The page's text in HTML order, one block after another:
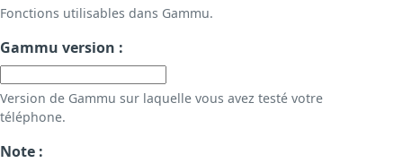
Fonctions utilisables dans Gammu.
Gammu version :
Version de Gammu sur laquelle vous avez testé votre
téléphone.
Note :